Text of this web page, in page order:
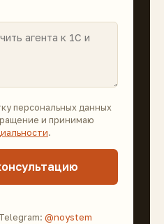
персональных данных
и принимаю
.
@noystem